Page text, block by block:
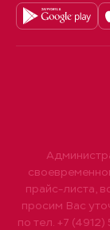
прайс-листа,
просим Вас
по тел. +7